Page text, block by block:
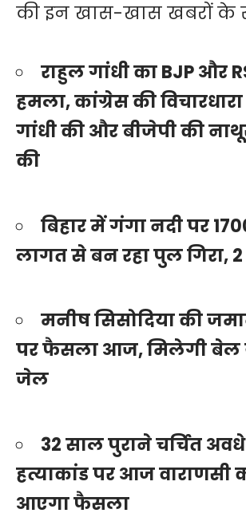
की इन खास-खास खबरों के
राहुल गांधी का BJP और
हमला, कांग्रेस की
गांधी की और बीजेपी की
की
बिहार में गंगा नदी पर
लागत से बन रहा पुल गिरा, 2
मनीष सिसोदिया की
पर फैसला आज, मिलेगी बेल
जेल
32 साल पुराने चर्चित
हत्याकांड पर आज वाराणसी
आएगा फैसला